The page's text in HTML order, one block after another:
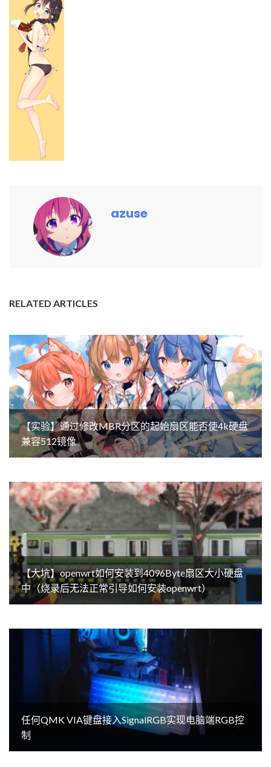
azuse
RELATED ARTICLES
【实验】通过修改MBR分区的起始扇区能否使4k硬盘
兼容512镜像
【大坑】openwrt如何安装到4096Byte扇区大小硬盘
中（烧录后无法正常引导如何安装openwrt）
任何QMK VIA键盘接入SignalRGB实现电脑端RGB控
制